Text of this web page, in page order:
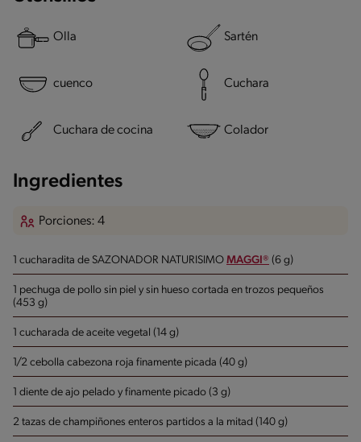
Olla Sartén
cuenco Cuchara
Cuchara de cocina Colador
Ingredientes
Porciones: 4
1 cucharadita de SAZONADOR NATURISIMO MAGGI® (6 g)
1 pechuga de pollo sin piel y sin hueso cortada en trozos pequeños
(453 g)
1 cucharada de aceite vegetal (14 g)
1/2 cebolla cabezona roja finamente picada (40 g)
1 diente de ajo pelado y finamente picado (3 g)
2 tazas de champiñones enteros partidos a la mitad (140 g)